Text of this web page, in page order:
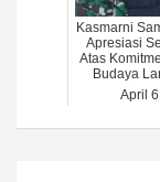
Kasmarni
Apresiasi
Atas
Budaya
April